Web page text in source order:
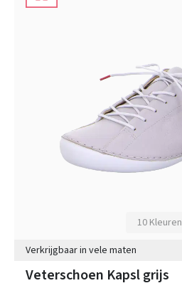
10 Kleuren
Verkrijgbaar in vele maten
Veterschoen Kapsl grijs